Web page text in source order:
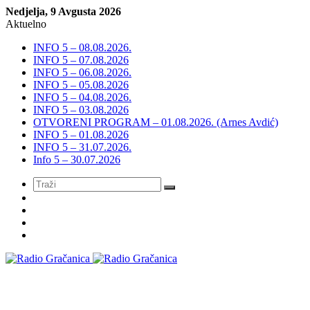
Nedjelja, 9 Avgusta 2026
Aktuelno
INFO 5 – 08.08.2026.
INFO 5 – 07.08.2026
INFO 5 – 06.08.2026.
INFO 5 – 05.08.2026
INFO 5 – 04.08.2026.
INFO 5 – 03.08.2026
OTVORENI PROGRAM – 01.08.2026. (Arnes Avdić)
INFO 5 – 01.08.2026
INFO 5 – 31.07.2026.
Info 5 – 30.07.2026
Meni